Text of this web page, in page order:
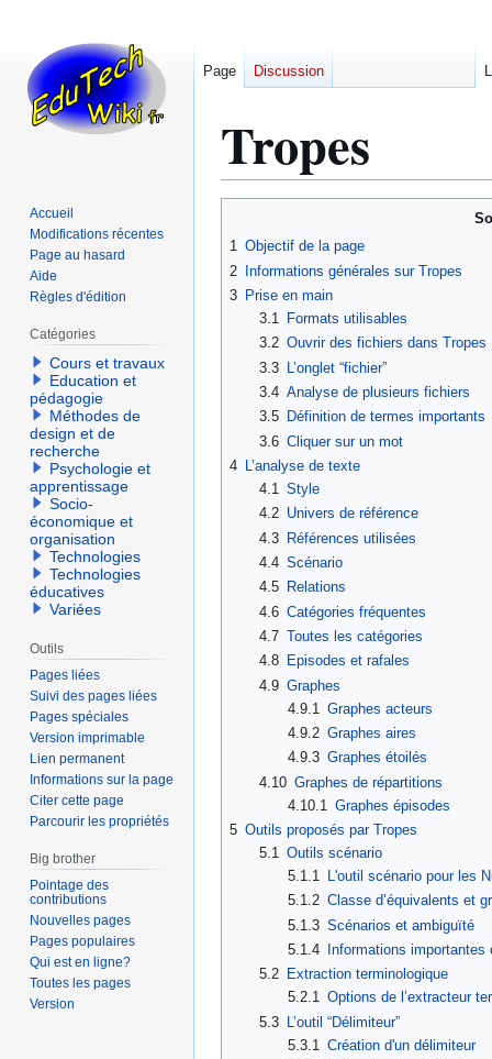
Tropes
navigation
recherche
1 Objectif de la page
2
Informations générales sur Tropes
3 Prise en main
3.1
Formats utilisables
3.2 Ouvrir des fichiers dans Tropes
3.3
L’onglet “fichier”
3.4 Analyse de plusieurs fichiers
3.5
Définition de termes importants
3.6 Cliquer sur un mot
4 L’analyse de texte
4.1 Style
4.2 Univers de référence
4.3 Références utilisées
4.4 Scénario
4.5
Relations
4.6 Catégories fréquentes
4.7 Toutes les catégories
4.8
Episodes et rafales
4.9 Graphes
4.9.1
Graphes acteurs
4.9.2 Graphes aires
4.9.3 Graphes étoilés
4.10 Graphes de répartitions
4.10.1
Graphes épisodes
5 Outils proposés par Tropes
5.1 Outils scénario
5.1.1 L'outil scénario pour les
5.1.2 Classe d’équivalents et
5.1.3 Scénarios et ambiguïté
5.1.4
Informations
5.2
Extraction terminologique
5.2.1 Options de l’extracteur
5.3 L’outil “Délimiteur”
5.3.1
Création d'un délimiteur
Page Discussion
Accueil
Modifications récentes
Page au hasard
Aide
Règles d'édition
Catégories
Cours et travaux
Education et
pédagogie
Méthodes de
design et de
recherche
Psychologie et
apprentissage
Socio-
économique et
organisation
Technologies
Technologies
éducatives
Variées
Outils
Pages liées
Suivi des pages liées
Pages spéciales
Version imprimable
Lien permanent
Informations sur la page
Citer cette page
Parcourir les propriétés
Big brother
Pointage des
contributions
Nouvelles pages
Pages populaires
Qui est en ligne?
Toutes les pages
Version